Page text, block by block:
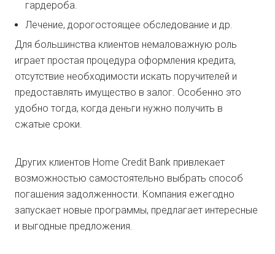
гардероба.
Лечение, дорогостоящее обследование и др.
Для большинства клиентов немаловажную роль
играет простая процедура оформления кредита,
отсутствие необходимости искать поручителей и
предоставлять имущество в залог. Особенно это
удобно тогда, когда деньги нужно получить в
сжатые сроки.
Других клиентов Home Credit Bank привлекает
возможностью самостоятельно выбрать способ
погашения задолженности. Компания ежегодно
запускает новые программы, предлагает интересные
и выгодные предложения.